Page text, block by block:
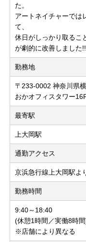
た。
アートネイチャーでは
て、
休日がしっかり取るこ
が劇的に改善しました!!
勤務地
〒233-0002 神奈川県
おかオフィスタワー
最寄駅
上大岡駅
通勤アクセス
京浜急行線上大岡駅よ
勤務時間
9:40～18:40
(休憩1時間／実働8時
※店舗により異なる